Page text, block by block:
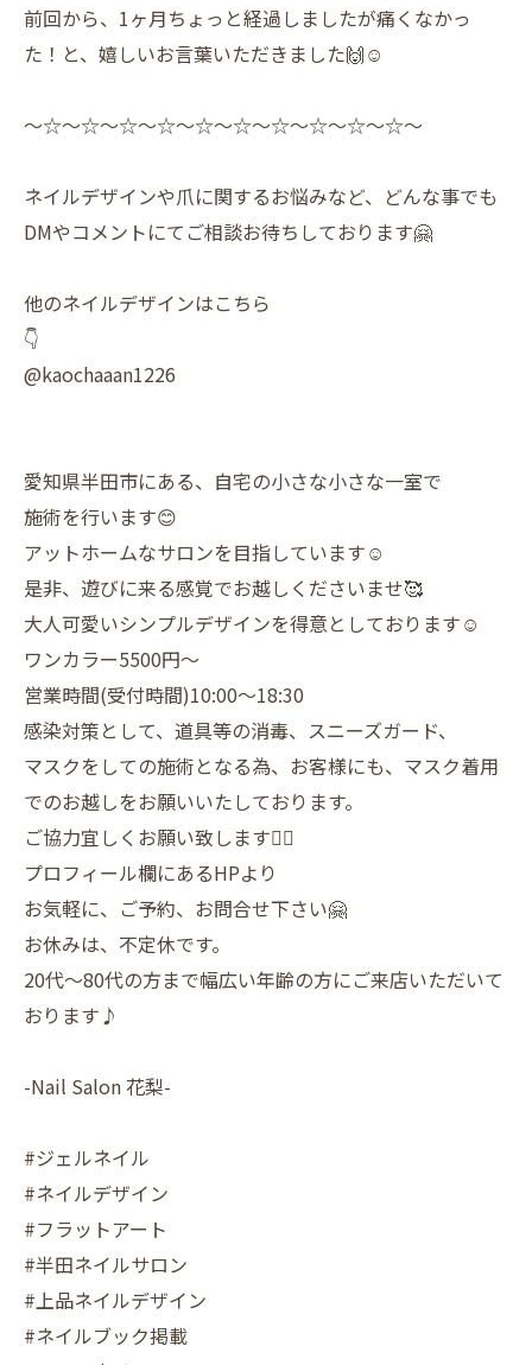
前回から、1ヶ月ちょっと経過しましたが痛くなかっ
た！と、嬉しいお言葉いただきました🙌☺️
〜☆〜☆〜☆〜☆〜☆〜☆〜☆〜☆〜☆〜☆〜
ネイルデザインや爪に関するお悩みなど、どんな事でも
DMやコメントにてご相談お待ちしております🤗
他のネイルデザインはこちら
👇
@kaochaaan1226
愛知県半田市にある、自宅の小さな小さな一室で
施術を行います😊
アットホームなサロンを目指しています☺️
是非、遊びに来る感覚でお越しくださいませ🥰
大人可愛いシンプルデザインを得意としております☺️
ワンカラー5500円〜
営業時間(受付時間)10:00〜18:30
感染対策として、道具等の消毒、スニーズガード、
マスクをしての施術となる為、お客様にも、マスク着用
でのお越しをお願いいたしております。
ご協力宜しくお願い致します🙇‍♀️
プロフィール欄にあるHPより
お気軽に、ご予約、お問合せ下さい🤗
お休みは、不定休です。
20代〜80代の方まで幅広い年齢の方にご来店いただいて
おります♪
-Nail Salon 花梨-
#ジェルネイル
#ネイルデザイン
#フラットアート
#半田ネイルサロン
#上品ネイルデザイン
#ネイルブック掲載